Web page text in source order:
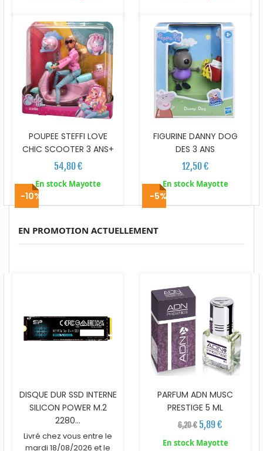
POUPEE STEFFI LOVE
CHIC SCOOTER 3 ANS+
54,80 €
En stock Mayotte
FIGURINE DANNY DOG
DES 3 ANS
12,50 €
En stock Mayotte
EN PROMOTION ACTUELLEMENT
-10%
DISQUE DUR SSD INTERNE
SILICON POWER M.2
2280...
Livré chez vous entre le
mardi 18/08/2026 et le
-5%
PARFUM ADN MUSC
PRESTIGE 5 ML
6,20 € 5,89 €
En stock Mayotte